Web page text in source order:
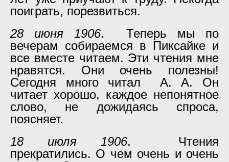
поиграть, порезвиться.
28 июня 1906. Теперь мы по
вечерам собираемся в Пиксайке и
все вместе читаем. Эти чтения мне
нравятся. Они очень полезны!
Сегодня много читал А. А. Он
читает хорошо, каждое непонятное
слово, не дожидаясь спроса,
поясняет.
18 июля 1906. Чтения
прекратились. О чем очень и очень